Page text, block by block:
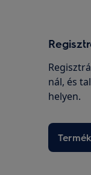
nál, és
helyen.